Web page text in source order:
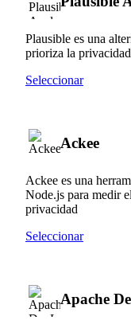
Plausible es una
prioriza la privacidad
Seleccionar
Ackee
Ackee es una
Node.js para medir
privacidad
Seleccionar
Apache